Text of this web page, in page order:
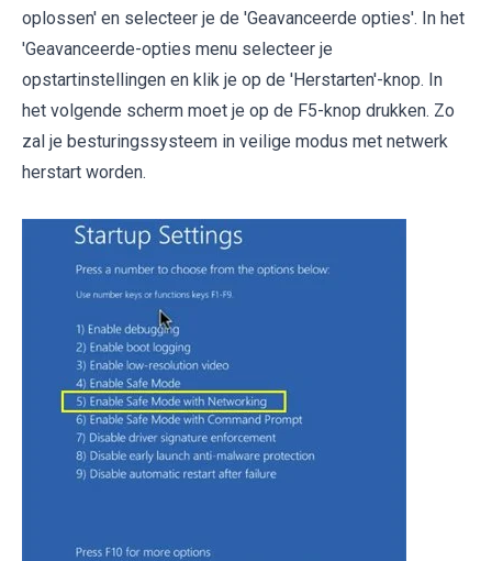
oplossen' en selecteer je de 'Geavanceerde opties'. In het
'Geavanceerde-opties menu selecteer je
opstartinstellingen en klik je op de 'Herstarten'-knop. In
het volgende scherm moet je op de F5-knop drukken. Zo
zal je besturingssysteem in veilige modus met netwerk
herstart worden.